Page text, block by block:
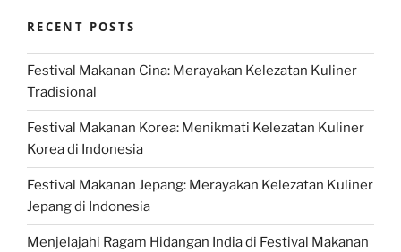
RECENT POSTS
Festival Makanan Cina: Merayakan Kelezatan Kuliner
Tradisional
Festival Makanan Korea: Menikmati Kelezatan Kuliner
Korea di Indonesia
Festival Makanan Jepang: Merayakan Kelezatan Kuliner
Jepang di Indonesia
Menjelajahi Ragam Hidangan India di Festival Makanan